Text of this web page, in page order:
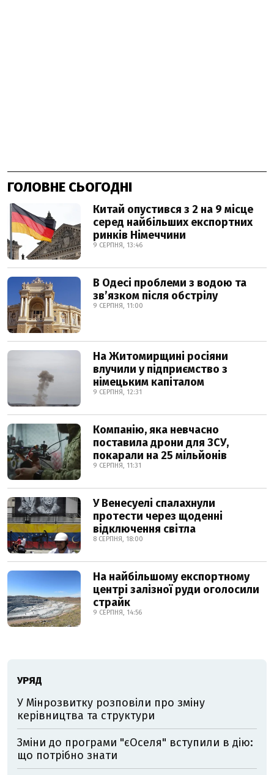
ГОЛОВНЕ СЬОГОДНІ
Китай опустився з 2 на 9 місце
серед найбільших експортних
ринків Німеччини
9 СЕРПНЯ, 13:46
В Одесі проблеми з водою та
звʼязком після обстрілу
9 СЕРПНЯ, 11:00
На Житомирщині росіяни
влучили у підприємство з
німецьким капіталом
9 СЕРПНЯ, 12:31
Компанію, яка невчасно
поставила дрони для ЗСУ,
покарали на 25 мільйонів
9 СЕРПНЯ, 11:31
У Венесуелі спалахнули
протести через щоденні
відключення світла
8 СЕРПНЯ, 18:00
На найбільшому експортному
центрі залізної руди оголосили
страйк
9 СЕРПНЯ, 14:56
УРЯД
У Мінрозвитку розповіли про зміну
керівництва та структури
Зміни до програми "єОселя" вступили в дію:
що потрібно знати